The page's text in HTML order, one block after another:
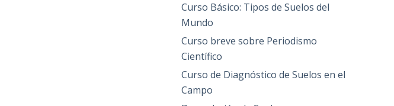
Curso Básico: Tipos de Suelos del
Mundo
Curso breve sobre Periodismo
Científico
Curso de Diagnóstico de Suelos en el
Campo